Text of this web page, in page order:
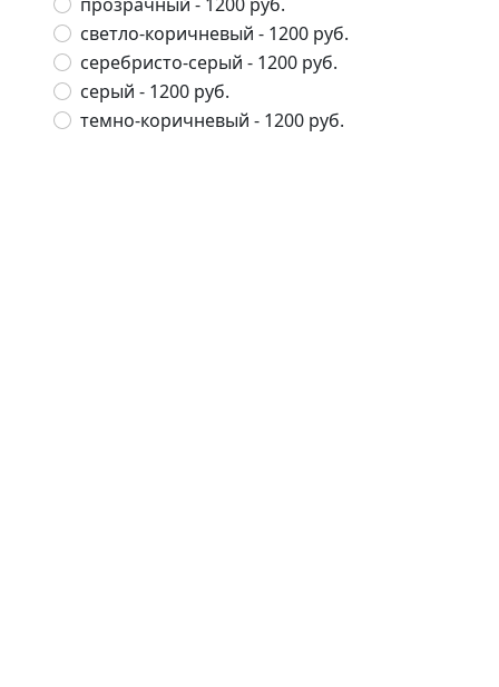
светло-коричневый - 1200 руб.
серебристо-серый - 1200 руб.
серый - 1200 руб.
темно-коричневый - 1200 руб.